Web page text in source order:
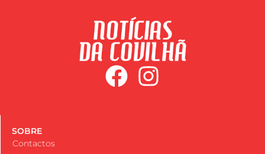
SOBRE
Contactos